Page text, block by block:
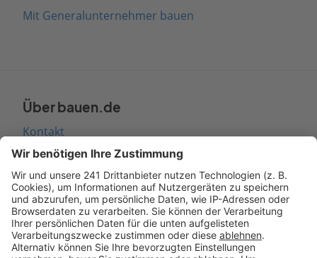
Mit Generalunternehmer bauen
Über bauen.de
Kontakt
Seitenaufbau
Barrierefreiheit
Cookie Einstellungen
Rechtliches